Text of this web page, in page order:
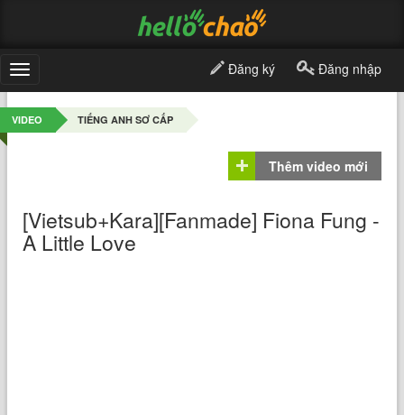
Toggle
navigation
Đăng ký Đăng nhập
VIDEO TIẾNG ANH SƠ CẤP
Thêm video mới
[Vietsub+Kara][Fanmade] Fiona Fung -
A Little Love